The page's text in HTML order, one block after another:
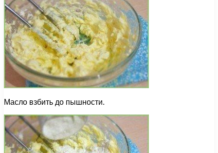
Масло взбить до пышности.